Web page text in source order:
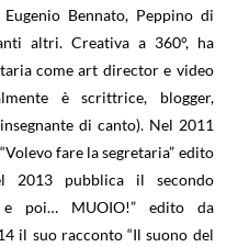
Bennato, Peppino di
altri. Creativa a 360°, ha
come art director e video
è scrittrice, blogger,
di canto). Nel 2011
fare la segretaria” edito
2013 pubblica il secondo
e poi… MUOIO!” edito da
il suo racconto “Il suono del